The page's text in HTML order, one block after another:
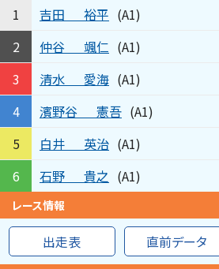
1 吉田 裕平 (A1)
2
仲谷 颯仁 (A1)
3
清水 愛海 (A1)
4
濱野谷 憲吾 (A1)
5
白井 英治 (A1)
6
石野 貴之 (A1)
レース情報
出走表 直前データ